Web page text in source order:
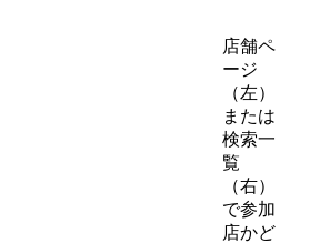
店舗ペ
ージ
（左）
または
検索一
覧
（右）
で参加
店かど